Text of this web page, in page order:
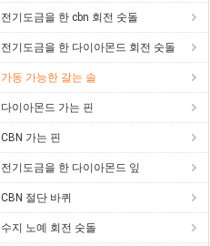
전기도금을 한 cbn 회전 숫돌
전기도금을 한 다이아몬드 회전 숫돌
가동 가능한 갈는 솔
다이아몬드 가는 핀
CBN 가는 핀
전기도금을 한 다이아몬드 잎
CBN 절단 바퀴
수지 노예 회전 숫돌